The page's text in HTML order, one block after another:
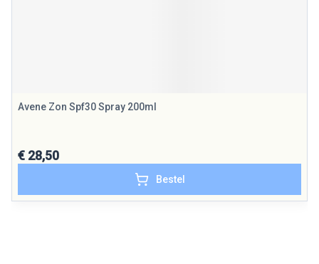
Avene Zon Spf30 Spray 200ml
€ 28,50
Bestel